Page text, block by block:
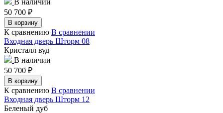
50 700 ₽
В корзину
К сравнению В сравнении
Входная дверь Шторм 08
Кристалл вуд
В наличии
50 700 ₽
В корзину
К сравнению В сравнении
Входная дверь Шторм 12
Беленый дуб